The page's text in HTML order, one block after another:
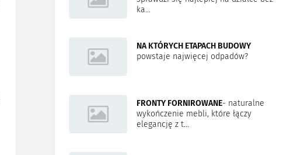
ka...
NA KTÓRYCH ETAPACH BUDOWY
powstaje najwięcej odpadów?
FRONTY FORNIROWANE- naturalne
wykończenie mebli, które łączy
elegancję z t...